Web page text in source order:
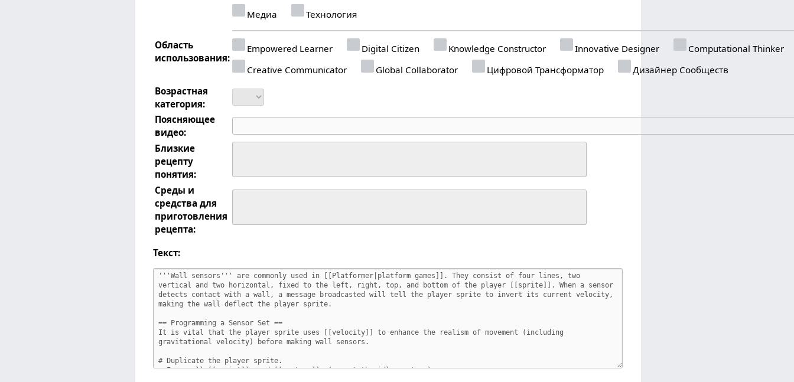
Медиа
Технология
Область
использования:
Empowered Learner Digital Citizen Knowledge Constructor Innovative Designer
Computational Thinker
Creative Communicator
Global Collaborator Цифровой Трансформатор
Дизайнер Сообществ
Возрастная
категория:
Поясняющее
видео:
Близкие
рецепту
понятия:
Среды и
средства для
приготовления
рецепта:
Текст: